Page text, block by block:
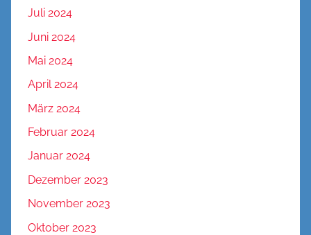
Juli 2024
Juni 2024
Mai 2024
April 2024
März 2024
Februar 2024
Januar 2024
Dezember 2023
November 2023
Oktober 2023